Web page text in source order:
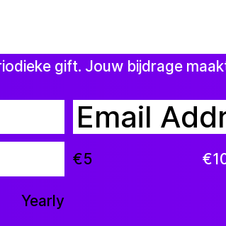
gift. Jouw bijdrage
€5
Yearly